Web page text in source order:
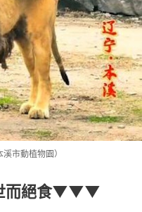
市動植物園）
而絕食▼▼▼